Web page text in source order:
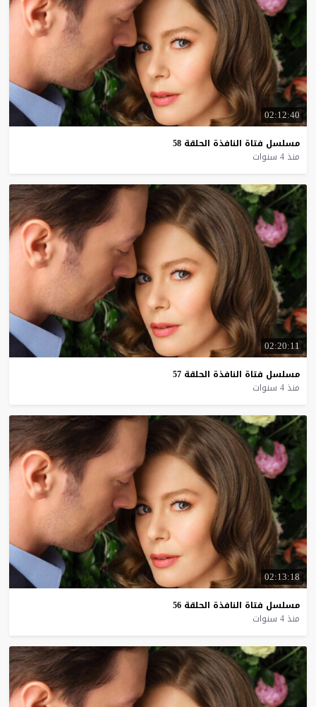
02:12:40
مسلسل فتاة النافذة الحلقة 58
منذ 4 سنوات
02:20:11
مسلسل فتاة النافذة الحلقة 57
منذ 4 سنوات
02:13:18
مسلسل فتاة النافذة الحلقة 56
منذ 4 سنوات